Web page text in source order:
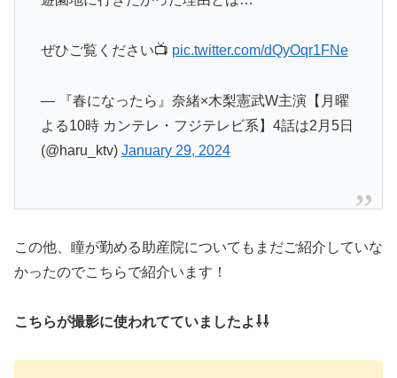
ぜひご覧ください📺 pic.twitter.com/dQyOqr1FNe
— 『春になったら』奈緒×木梨憲武W主演【月曜
よる10時 カンテレ・フジテレビ系】4話は2月5日
(@haru_ktv) January 29, 2024
この他、瞳が勤める助産院についてもまだご紹介していな
かったのでこちらで紹介います！
こちらが撮影に使われてていましたよ⇩⇩